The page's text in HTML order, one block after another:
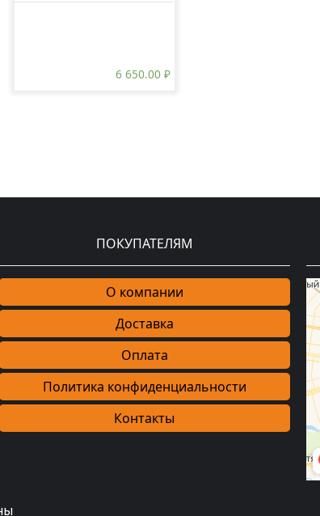
6 650.00 ₽
ПОКУПАТЕЛЯМ
О компании
Доставка
Оплата
Политика конфиденциальности
Контакты